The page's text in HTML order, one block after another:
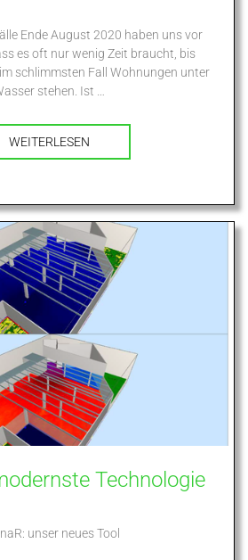
Ende August 2020 haben uns vor
es oft nur wenig Zeit braucht, bis
schlimmsten Fall Wohnungen unter
stehen. Ist …
WEITERLESEN
Technologie
unser neues Tool